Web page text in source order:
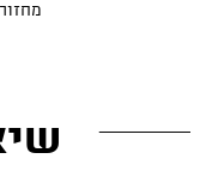
מחזור 18 נגד הפועל ת"א בבית